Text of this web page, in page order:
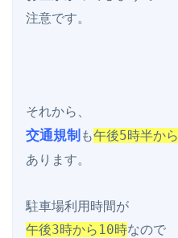
注意です。
交通規制 も午後5時半から
あります。
午後3時から10時なので